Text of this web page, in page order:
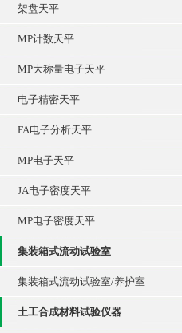
架盘天平
MP计数天平
MP大称量电子天平
电子精密天平
FA电子分析天平
MP电子天平
JA电子密度天平
MP电子密度天平
集装箱式流动试验室
集装箱式流动试验室/养护室
土工合成材料试验仪器